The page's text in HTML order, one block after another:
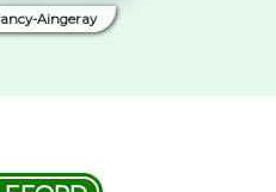
Aingeray